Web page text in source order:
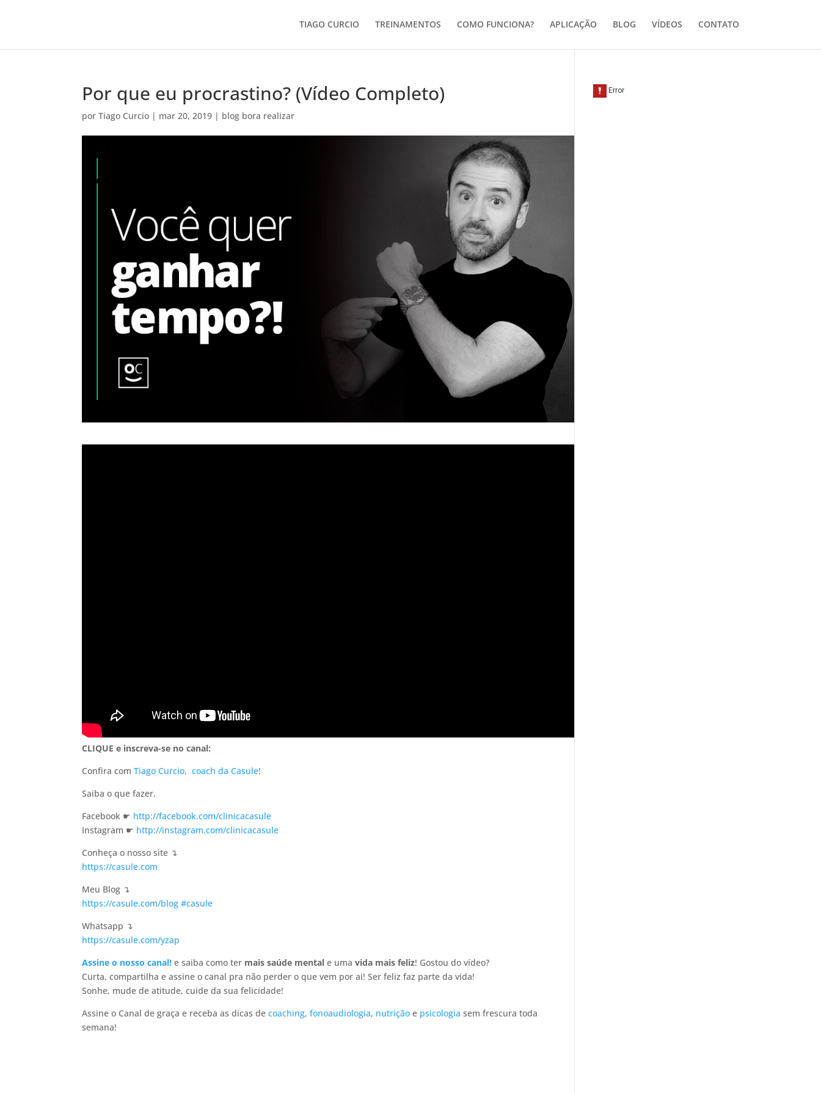
TIAGO CURCIO TREINAMENTOS COMO FUNCIONA? APLICAÇÃO BLOG VÍDEOS CONTATO
Por que eu procrastino? (Vídeo Completo)
porTiago Curcio | mar 20, 2019 | blog bora realizar
CLIQUE e inscreva-se no canal:
Confira comTiago Curcio, coach da Casule!
Saiba o que fazer.
Facebook ☛ http://facebook.com/clinicacasule
Instagram ☛ http://instagram.com/clinicacasule
Conheça o nosso site ↴
https://casule.com
Meu Blog ↴
https://casule.com/blog #casule
Whatsapp ↴
https://casule.com/yzap
Assine o nosso canal! e saiba como ter mais saúde mental e umavida mais feliz! Gostou do vídeo?
Curta, compartilha e assine o canal pra não perder o que vem por ai! Ser feliz faz parte da vida!
Sonhe, mude de atitude, cuide da sua felicidade!
Assine o Canal de graça e receba as dicas decoaching,fonoaudiologia, nutrição e psicologia sem frescura toda
semana!